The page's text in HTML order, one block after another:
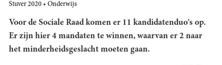
Stuver 2020 Onderwijs
Voor de Sociale Raad komen er 11 kandidatenduo's op.
Er zijn hier 4 mandaten te winnen, waarvan er 2 naar
het minderheidsgeslacht moeten gaan.